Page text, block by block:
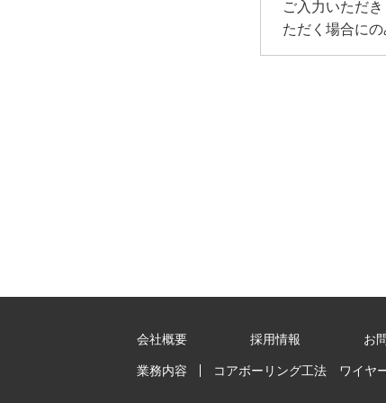
ご入力いただ
ただく場合に
会社概要 採用情報 お
業務内容 コアボーリング工法 ワイヤ